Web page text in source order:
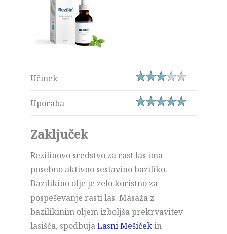
Učinek
Uporaba
Zaključek
Rezilinovo sredstvo za rast las ima
posebno aktivno sestavino baziliko.
Bazilikino olje je zelo koristno za
pospeševanje rasti las. Masaža z
bazilikinim oljem izboljša prekrvavitev
lasišča, spodbujaLasni Mešičekin